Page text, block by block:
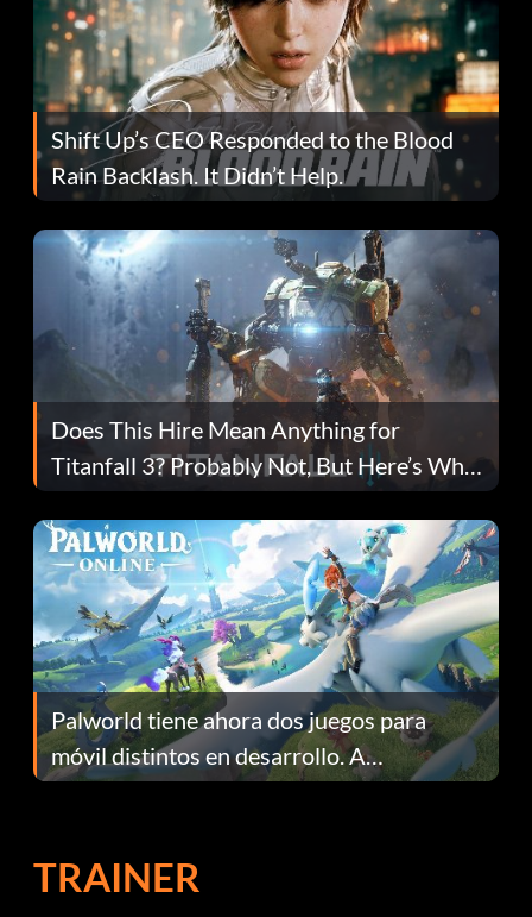
Shift Up’s CEO Responded to the Blood
Rain Backlash. It Didn’t Help.
Does This Hire Mean Anything for
Titanfall 3? Probably Not, But Here’s Why
Fans Are Hopeful
Palworld tiene ahora dos juegos para
móvil distintos en desarrollo. A
continuación te explicamos por qué.
TRAINER